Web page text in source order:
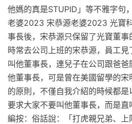
他媽的真是STUPID」等不雅字句
老婆2023 宋恭源老婆2023 光寶
事長後，宋恭源只保留了光寶董
時常去公司上班的宋恭源，員工
叫他董事長，連兒子在公司跟爸
他董事長，可是曾在美國留學的
的原則，不僅自我介紹的時候都
要求大家不要叫他董事長，而是直
編按：俗話說：「打虎親兄弟、